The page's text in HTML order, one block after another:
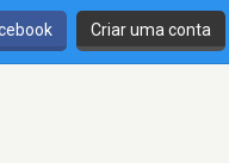
Criar uma conta